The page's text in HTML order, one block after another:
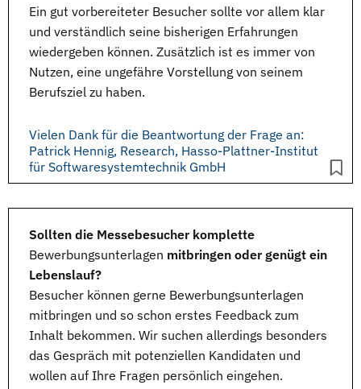
Ein gut vorbereiteter Besucher sollte vor allem klar
und verständlich seine bisherigen Erfahrungen
wiedergeben können. Zusätzlich ist es immer von
Nutzen, eine ungefähre Vorstellung von seinem
Berufsziel zu haben.
Vielen Dank für die Beantwortung der Frage an:
Patrick Hennig, Research, Hasso-Plattner-Institut
für Softwaresystemtechnik GmbH
Sollten die Messebesucher komplette
Bewerbungsunterlagen mitbringen oder genügt ein
Lebenslauf?
Besucher können gerne Bewerbungsunterlagen
mitbringen und so schon erstes Feedback zum
Inhalt bekommen. Wir suchen allerdings besonders
das Gespräch mit potenziellen Kandidaten und
wollen auf Ihre Fragen persönlich eingehen.